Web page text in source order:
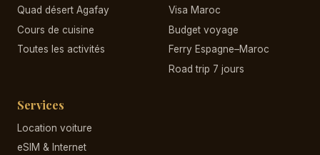
Quad désert Agafay
Cours de cuisine
Toutes les activités
Visa Maroc
Budget voyage
Ferry Espagne–Maroc
Road trip 7 jours
Services
Location voiture
eSIM & Internet